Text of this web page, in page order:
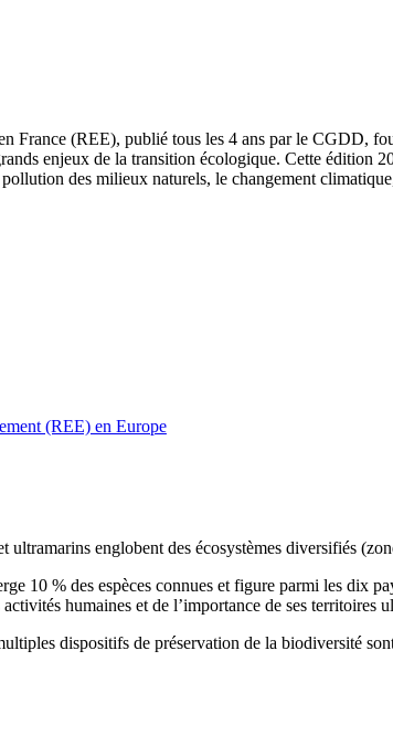
France (REE), publié tous les 4 ans par le CGDD,
enjeux de la transition écologique. Cette édition
pollution des milieux naturels, le changement
(REE) en Europe
ultramarins englobent des écosystèmes diversifiés
10 % des espèces connues et figure parmi les dix
activités humaines et de l’importance de ses territoires
dispositifs de préservation de la biodiversité